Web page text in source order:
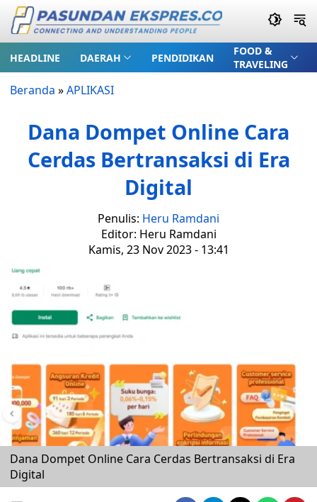
HEADLINE DAERAH PENDIDIKAN
FOOD &
TRAVELING
Beranda »APLIKASI
Dana Dompet Online Cara
Cerdas Bertransaksi di Era
Digital
Penulis: Heru Ramdani
Editor: Heru Ramdani
Kamis, 23 Nov 2023 - 13:41
Dana Dompet Online Cara Cerdas Bertransaksi di Era
Digital